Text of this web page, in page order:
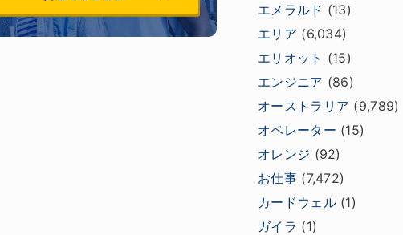
エメラルド (13)
エリア (6,034)
エリオット (15)
エンジニア (86)
オーストラリア (9,789)
オペレーター (15)
オレンジ (92)
お仕事(7,472)
カードウェル(1)
ガイラ (1)